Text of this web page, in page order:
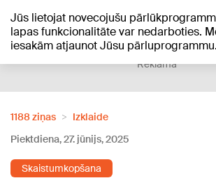
Jūs lietojat novecojušu
lapas funkcionalitāte var nedarboties.
iesakām atjaunot Jūsu pārluprogrammu.
+15°C
Reklāma
1188 ziņas
Izklaide
Piektdiena, 27. jūnijs, 2025
Skaistumkopšana